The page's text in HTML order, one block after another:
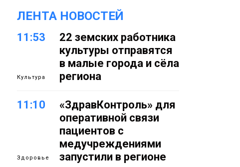
ЛЕНТА НОВОСТЕЙ
11:53
Культура
22 земских работника
культуры отправятся
в малые города и сёла
региона
11:10
Здоровье
«ЗдравКонтроль» для
оперативной связи
пациентов с
медучреждениями
запустили в регионе